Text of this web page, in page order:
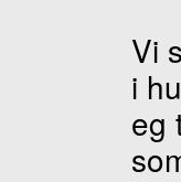
Vi
i
eg